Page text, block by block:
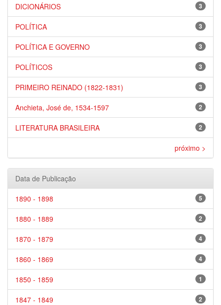
3
DICIONÁRIOS
3
POLÍTICA
3
POLÍTICA E GOVERNO
3
POLÍTICOS
3
PRIMEIRO REINADO (1822-1831)
2
Anchieta, José de, 1534-1597
2
LITERATURA BRASILEIRA
próximo >
Data de Publicação
5
1890 - 1898
2
1880 - 1889
4
1870 - 1879
4
1860 - 1869
1
1850 - 1859
2
1847 - 1849